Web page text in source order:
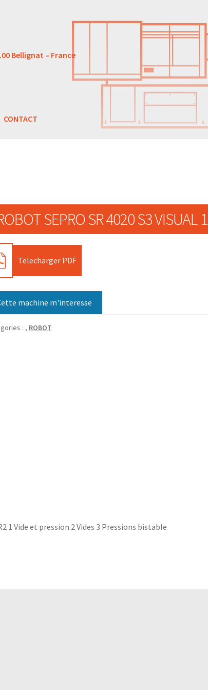
Bellignat – France
CONTACT
SEPRO SR 4020 S3 VISUAL 1
Telecharger PDF
machine m'interesse
: , ROBOT
1 Vide et pression 2 Vides 3 Pressions bistable